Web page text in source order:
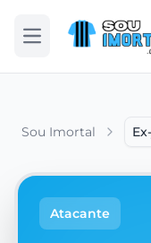
Abrir menu
Sou Imortal
Atacante